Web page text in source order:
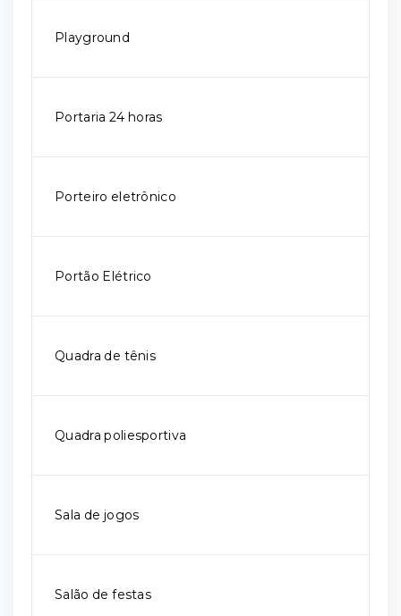
Playground
Portaria 24 horas
Porteiro eletrônico
Portão Elétrico
Quadra de tênis
Quadra poliesportiva
Sala de jogos
Salão de festas